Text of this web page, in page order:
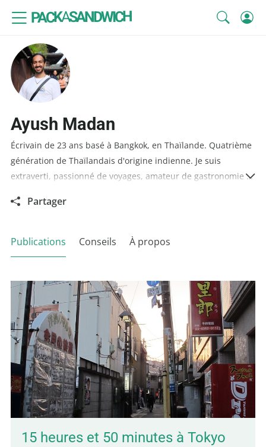
PACKASANDWICH
Ayush Madan
Écrivain de 23 ans basé à Bangkok, en Thaïlande. Quatrième
génération de Thaïlandais d'origine indienne. Je suis
extraverti, passionné de voyages, amateur de gastronomie et
le monde, de la Californie au Japon en passant par
bloc, vivre au contact de la nature et toujours avoir un style
Partager
Publications Conseils À propos
15 heures et 50 minutes à Tokyo